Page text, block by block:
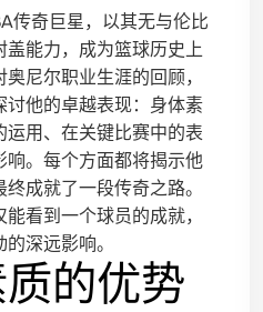
传奇巨星，以其无与伦比
能力，成为篮球历史上
尼尔职业生涯的回顾，
他的卓越表现：身体素
用、在关键比赛中的表
。每个方面都将揭示他
成就了一段传奇之路。
看到一个球员的成就，
深远影响。
的优势